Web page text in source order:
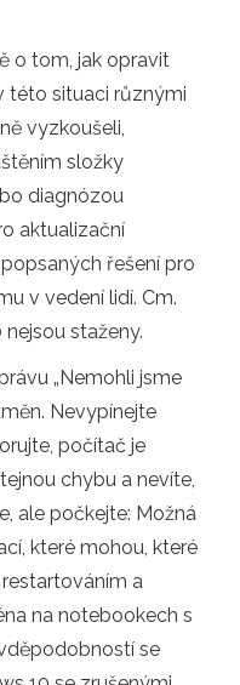
o tom, jak opravit
této situaci různými
vyzkoušeli,
složky
diagnózou
aktualizační
řešení pro
v vedení lidí. Cm.
staženy.
„Nemohli jsme
Nevypínejte
počítač je
chybu a nevíte,
ale počkejte: Možná
které mohou, které
a
na notebookech s
se